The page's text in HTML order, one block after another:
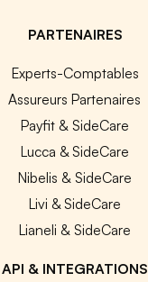
PARTENAIRES
Experts-Comptables
Assureurs Partenaires
Payfit & SideCare
Lucca & SideCare
Nibelis & SideCare
Livi & SideCare
Lianeli & SideCare
API & INTEGRATIONS